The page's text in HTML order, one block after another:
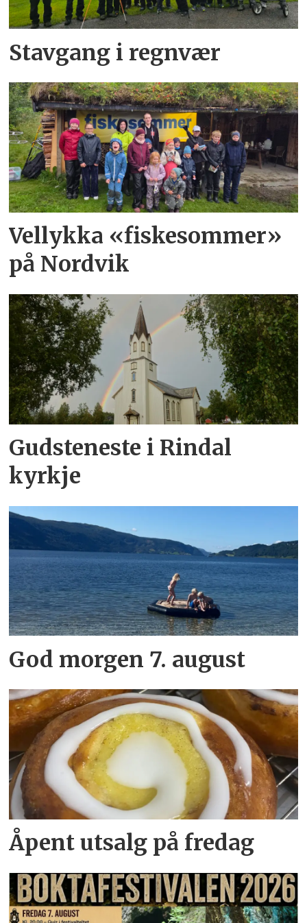
Stavgang i regnvær
Vellykka «fiskesommer»
på Nordvik
Gudsteneste i Rindal
kyrkje
God morgen 7. august
Åpent utsalg på fredag